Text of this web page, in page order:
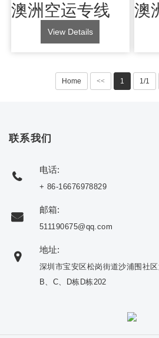
澳洲空运专线
View Details
澳
Home << 1 1/1
联系我们
电话:
+ 86-16676978829
邮箱:
511190675@qq.com
地址:
深圳市宝安区松岗街道沙浦围社
B、C、D栋D栋202